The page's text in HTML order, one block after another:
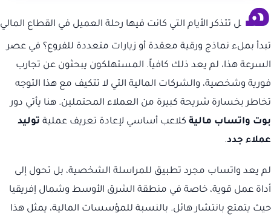
ه ل تتذكر الأيام التي كانت فيها رحلة العميل في القطاع المالي
تبدأ بملء نماذج ورقية معقدة أو زيارات متعددة للفروع؟ في عصر
السرعة هذا، لم يعد ذلك كافياً. المستهلكون يبحثون عن تجارب
فورية وشخصية، والشركات المالية التي لا تتكيف مع هذا التوجه
تخاطر بخسارة شريحة كبيرة من العملاء المحتملين. هنا يأتي دور
بوت واتساب مالية كلاعب أساسي لإعادة تعريف عملية توليد
عملاء جدد.
لم يعد واتساب مجرد تطبيق للمراسلة الشخصية، بل تحول إلى
أداة عمل قوية، خاصة في منطقة الشرق الأوسط وشمال إفريقيا
حيث يتمتع بانتشار هائل. بالنسبة للمؤسسات المالية، يمثل هذا